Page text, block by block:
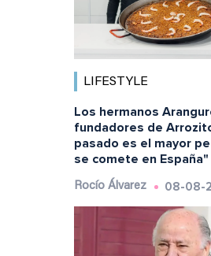
LIFESTYLE
Los hermanos
fundadores de
pasado es el mayor
se comete en España"
Rocío Álvarez 08-08-